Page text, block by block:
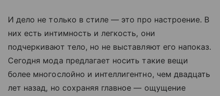
И дело не только в стиле — это про настроение. В
них есть интимность и легкость, они
подчеркивают тело, но не выставляют его напоказ.
Сегодня мода предлагает носить такие вещи
более многослойно и интеллигентно, чем двадцать
лет назад, но сохраняя главное — ощущение